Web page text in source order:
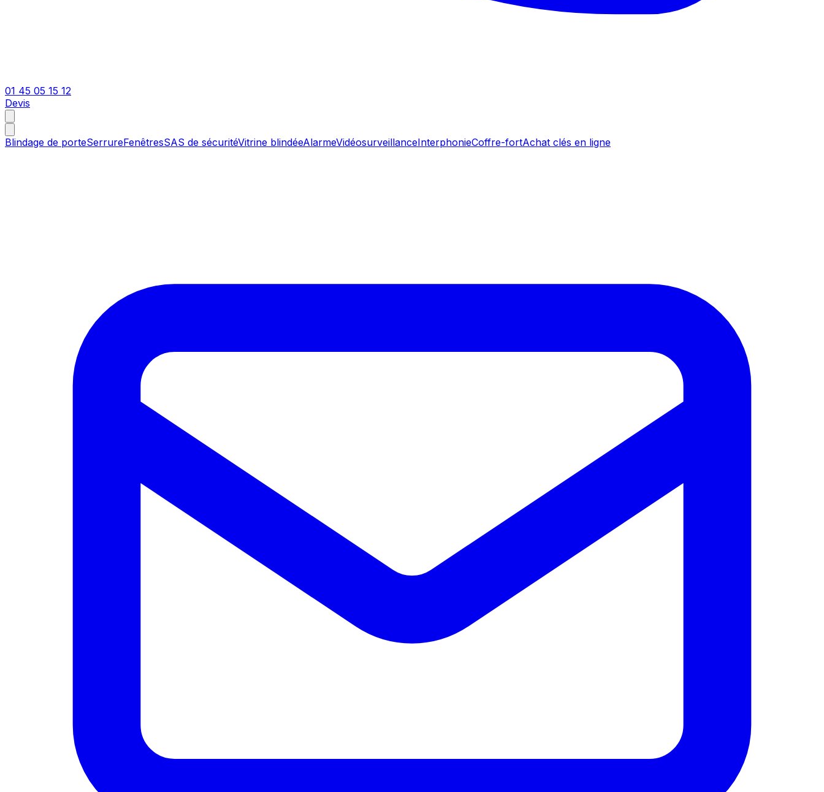
01 45 05 15 12
Devis
Blindage de porteSerrureFenêtresSAS de sécuritéVitrine blindéeAlarmeVidéosurveillanceInterphonieCoffre-fortAchat clés en ligne